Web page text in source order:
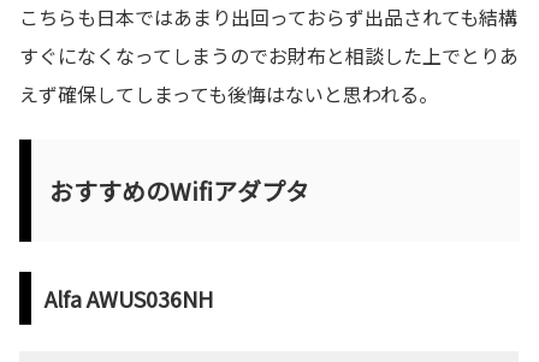
こちらも日本ではあまり出回っておらず出品されても結構
すぐになくなってしまうのでお財布と相談した上でとりあ
えず確保してしまっても後悔はないと思われる。
おすすめのWifiアダプタ
Alfa AWUS036NH